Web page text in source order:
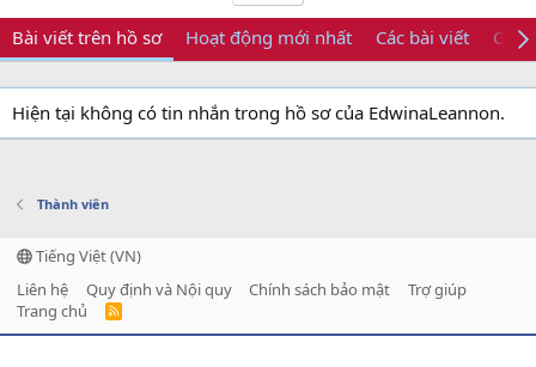
Bài viết trên hồ sơ Hoạt động mới nhất Các bài viết Giới
Hiện tại không có tin nhắn trong hồ sơ của EdwinaLeannon.
Thành viên
Tiếng Việt (VN)
Liên hệ
Quy định và Nội quy Chính sách bảo mật
Trợ giúp
Trang chủ
R